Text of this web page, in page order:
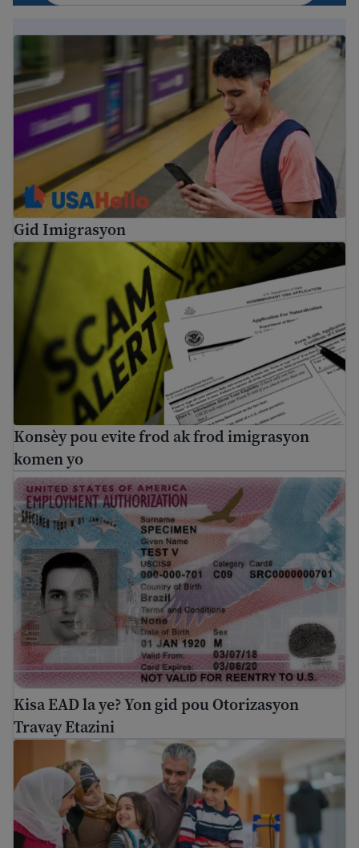
Gid Imigrasyon
Konsèy pou evite frod ak frod imigrasyon komen yo
Konsèy pou evite frod ak frod imigrasyon
komen yo
Kisa EAD la ye? Yon gid pou Otorizasyon Travay Etazini
Kisa EAD la ye? Yon gid pou Otorizasyon
Travay Etazini
Safety vwayaj pou imigran: Risk vwayaj ayeryen ak